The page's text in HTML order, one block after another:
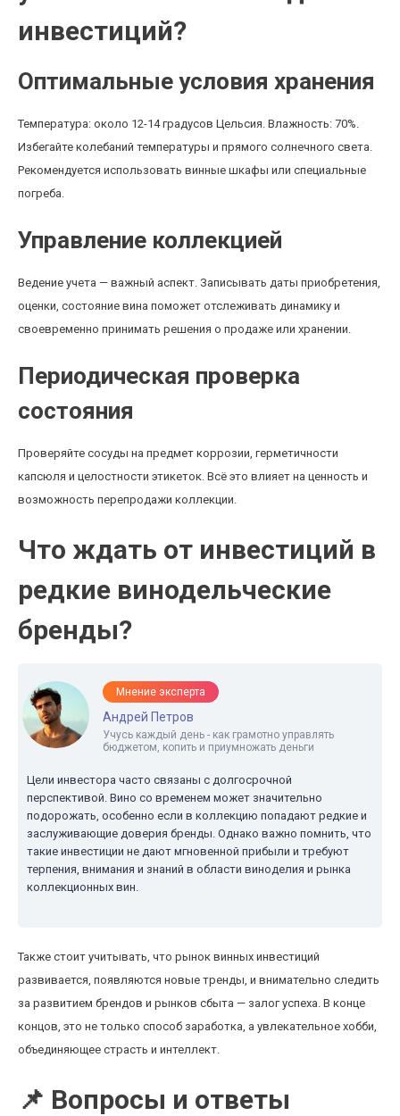
инвестиций?
Оптимальные условия хранения
Температура: около 12-14 градусов Цельсия. Влажность: 70%.
Избегайте колебаний температуры и прямого солнечного света.
Рекомендуется использовать винные шкафы или специальные
погреба.
Управление коллекцией
Ведение учета — важный аспект. Записывать даты приобретения,
оценки, состояние вина поможет отслеживать динамику и
своевременно принимать решения о продаже или хранении.
Периодическая проверка
состояния
Проверяйте сосуды на предмет коррозии, герметичности
капсюля и целостности этикеток. Всё это влияет на ценность и
возможность перепродажи коллекции.
Что ждать от инвестиций в
редкие винодельческие
бренды?
Мнение эксперта
Андрей Петров
Учусь каждый день - как грамотно управлять
бюджетом, копить и приумножать деньги
Цели инвестора часто связаны с долгосрочной
перспективой. Вино со временем может значительно
подорожать, особенно если в коллекцию попадают редкие и
заслуживающие доверия бренды. Однако важно помнить, что
такие инвестиции не дают мгновенной прибыли и требуют
терпения, внимания и знаний в области виноделия и рынка
коллекционных вин.
Также стоит учитывать, что рынок винных инвестиций
развивается, появляются новые тренды, и внимательно следить
за развитием брендов и рынков сбыта — залог успеха. В конце
концов, это не только способ заработка, а увлекательное хобби,
объединяющее страсть и интеллект.
📌 Вопросы и ответы